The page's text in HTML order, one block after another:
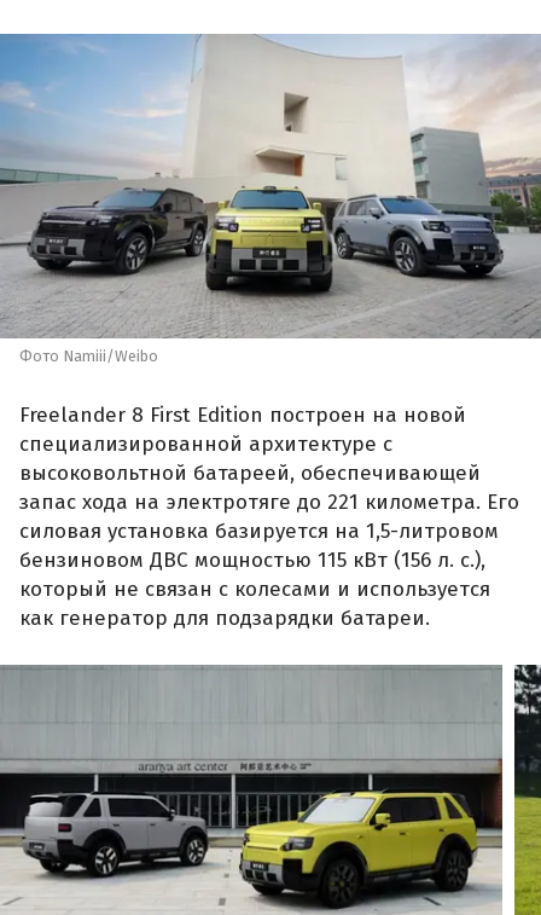
Фото Namiii/Weibo
Freelander 8 First Edition построен на новой
специализированной архитектуре с
высоковольтной батареей, обеспечивающей
запас хода на электротяге до 221 километра. Его
силовая установка базируется на 1,5-литровом
бензиновом ДВС мощностью 115 кВт (156 л. с.),
который не связан с колесами и используется
как генератор для подзарядки батареи.